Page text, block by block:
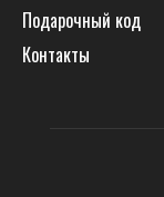
Подарочный код
Контакты